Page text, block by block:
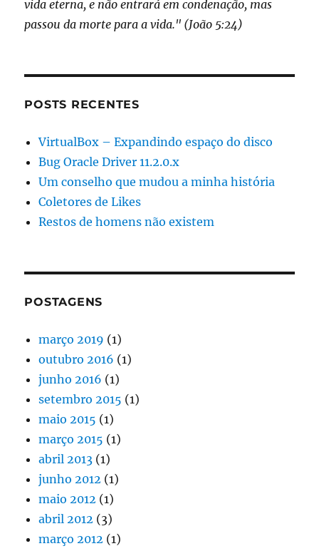
vida eterna, e não entrará em condenação, mas
passou da morte para a vida." (João 5:24)
POSTS RECENTES
VirtualBox – Expandindo espaço do disco
Bug Oracle Driver 11.2.0.x
Um conselho que mudou a minha história
Coletores de Likes
Restos de homens não existem
POSTAGENS
março 2019 (1)
outubro 2016 (1)
junho 2016 (1)
setembro 2015 (1)
maio 2015 (1)
março 2015 (1)
abril 2013 (1)
junho 2012 (1)
maio 2012 (1)
abril 2012 (3)
março 2012 (1)